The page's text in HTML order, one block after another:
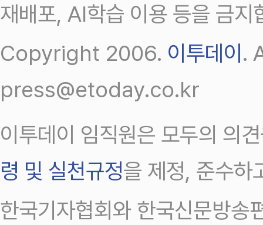
재배포, AI학습 이용 등을 금지
Copyright 2006. 이투데이.
press@etoday.co.kr
이투데이 임직원은 모두의 의
령 및 실천규정을 제정, 준수하
한국기자협회와 한국신문방송